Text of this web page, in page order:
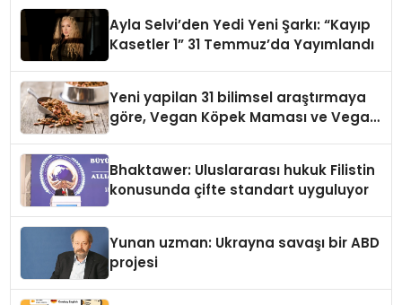
Ayla Selvi’den Yedi Yeni Şarkı: “Kayıp
Kasetler 1” 31 Temmuz’da Yayımlandı
Yeni yapilan 31 bilimsel araştırmaya
göre, Vegan Köpek Maması ve Vegan
Bhaktawer: Uluslararası hukuk Filistin
konusunda çifte standart uyguluyor
Yunan uzman: Ukrayna savaşı bir ABD
projesi